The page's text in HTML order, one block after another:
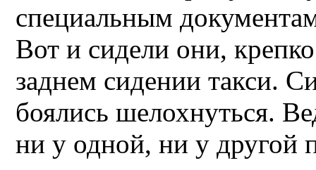
специальным
Вот и сидели они,
заднем сидении такси.
боялись шелохнуться.
ни у одной, ни у другой